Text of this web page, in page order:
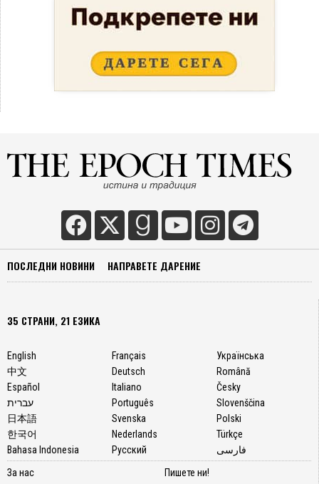
ПОСЛЕДНИ НОВИНИ НАПРАВЕТЕ ДАРЕНИЕ
35 СТРАНИ, 21 ЕЗИКА
English
中文
Español
עברית
日本語
한국어
Bahasa Indonesia
Français
Deutsch
Italiano
Português
Svenska
Nederlands
Русский
Українська
Română
Česky
Slovenščina
Polski
Türkçe
فارسی
За нас
Пишете ни!